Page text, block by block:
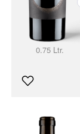
0.75 Ltr.